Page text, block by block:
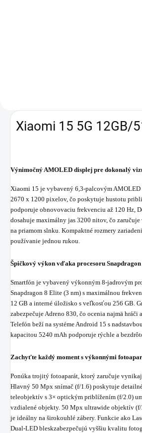
Xiaomi 15 5G 12GB/
Výnimočný AMOLED displej pre dokonalý
Xiaomi 15 je vybavený 6,3-palcovým
2670 x 1200 pixelov, čo poskytuje hustotu
podporuje obnovovaciu frekvenciu až 120 Hz,
dosahuje maximálny jas 3200 nitov, čo
na priamom slnku. Kompaktné rozmery
používanie jednou rukou.
Špičkový výkon vďaka procesoru
Smartfón je vybavený výkonným 8-jadrovým
Snapdragon 8 Elite (3 nm) s maximálnou
12 GB a interné úložisko s veľkosťou 256 GB.
zabezpečuje Adreno 830, čo ocenia najmä
Telefón beží na systéme Android 15 s
kapacitou 5240 mAh podporuje rýchle a
Zachyťte každý moment s výkonnými
Ponúka trojitý fotoaparát, ktorý zaručuje
Hlavný 50 Mpx snímač (f/1.6) poskytuje
teleobjektív s 3× optickým priblížením (f/2.0)
vzdialené objekty. 50 Mpx ultrawide objektív (f/
je ideálny na širokouhlé zábery. Funkcie ako
Dual-LED bleskzabezpečujú vyššiu kvalitu